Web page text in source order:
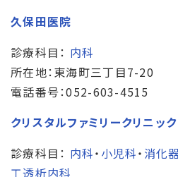
久保田医院
診療科目： 内科
所在地：東海町三丁目7-20
電話番号：052-603-4515
クリスタルファミリークリニック
診療科目： 内科・ 小児科・ 消化
工透析内科